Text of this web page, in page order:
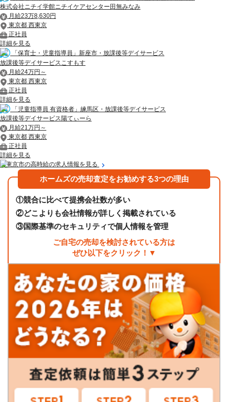
株式会社ニチイ学館ニチイケアセンター田無みなみ
月給23万8,630円
東京都 西東京
正社員
詳細を見る
「保育士・児童指導員」新座市・放課後等デイサービス
放課後等デイサービスこすもす
月給24万円～
東京都 西東京
正社員
詳細を見る
「児童指導員 有資格者」練馬区・放課後等デイサービス
放課後等デイサービス陽てぃーら
月給21万円～
東京都 西東京
正社員
詳細を見る
西東京市の高時給の求人情報を見る
ホームズの売却査定をお勧めする3つの理由
①競合に比べて提携会社数が多い
②どこよりも会社情報が詳しく掲載されている
③国際基準のセキュリティで個人情報を管理
ご自宅の売却を検討されている方は
ぜひ以下をクリック！▼